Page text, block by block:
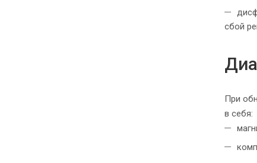
сбой
При
в себя: